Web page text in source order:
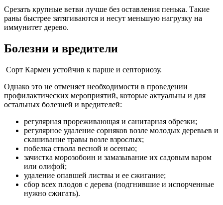
Срезать крупные ветви лучше без оставления пенька. Такие
раны быстрее затягиваются и несут меньшую нагрузку на
иммунитет дерево.
Болезни и вредители
Сорт Кармен устойчив к парше и септориозу.
Однако это не отменяет необходимости в проведении
профилактических мероприятий, которые актуальны и для
остальных болезней и вредителей:
регулярная прореживающая и санитарная обрезки;
регулярное удаление сорняков возле молодых деревьев и
скашивание травы возле взрослых;
побелка ствола весной и осенью;
зачистка морозобоин и замазывание их садовым варом
или олифой;
удаление опавшей листвы и ее сжигание;
сбор всех плодов с дерева (подгнившие и испорченные
нужно сжигать).